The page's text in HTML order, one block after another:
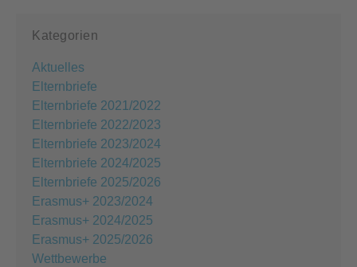
Kategorien
Aktuelles
Elternbriefe
Elternbriefe 2021/2022
Elternbriefe 2022/2023
Elternbriefe 2023/2024
Elternbriefe 2024/2025
Elternbriefe 2025/2026
Erasmus+ 2023/2024
Erasmus+ 2024/2025
Erasmus+ 2025/2026
Wettbewerbe